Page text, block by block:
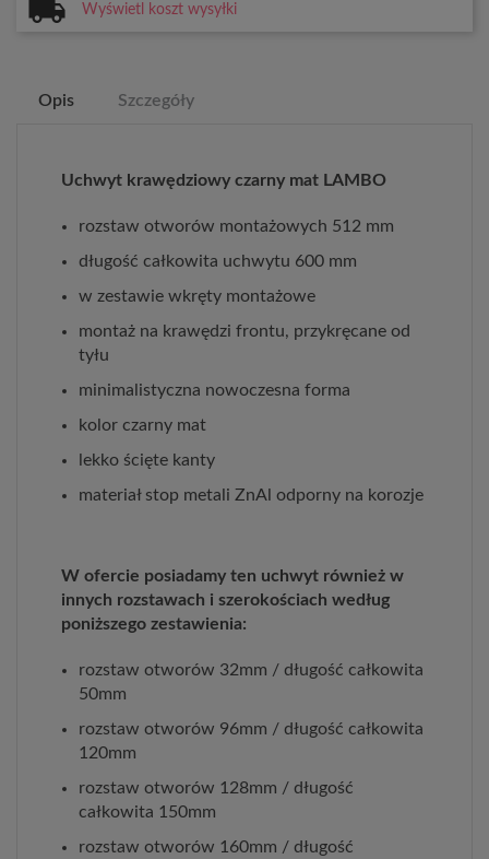
Wyświetl koszt wysyłki
Opis Szczegóły
Uchwyt krawędziowy czarny mat LAMBO
rozstaw otworów montażowych 512 mm
długość całkowita uchwytu 600 mm
w zestawie wkręty montażowe
montaż na krawędzi frontu, przykręcane od
tyłu
minimalistyczna nowoczesna forma
kolor czarny mat
lekko ścięte kanty
materiał stop metali ZnAl odporny na korozje
W ofercie posiadamy ten uchwyt również w
innych rozstawach i szerokościach według
poniższego zestawienia:
rozstaw otworów 32mm / długość całkowita
50mm
rozstaw otworów 96mm / długość całkowita
120mm
rozstaw otworów 128mm / długość
całkowita 150mm
rozstaw otworów 160mm / długość